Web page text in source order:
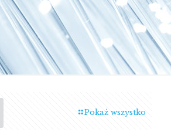
Pokaż wszystko